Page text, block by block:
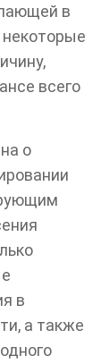
в
всего
о
в
а также